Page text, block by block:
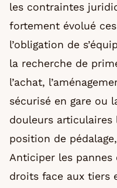
les contraintes
fortement évolué
l’obligation de
la recherche de
l’achat,
sécurisé en gare ou
douleurs articulaires
position de
Anticiper les pannes
droits face aux tiers